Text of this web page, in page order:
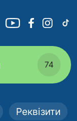
74
Реквізити